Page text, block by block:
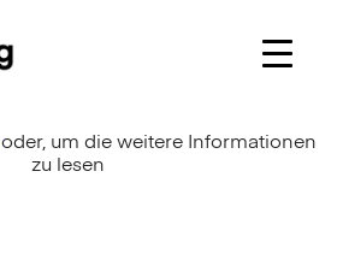
oder, um die weitere Informationen
zu lesen